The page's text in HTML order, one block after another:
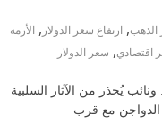
الذهب,ارتفاع سعر الدولار ,الأزمة
اقتصادي, سعر الدولار
28 ألف جنيه.. ونائب يُحذر من الآثار السلبية
مع قرب